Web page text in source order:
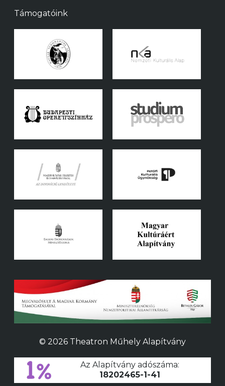
Támogatóink
© 2026 Theatron Műhely Alapítvány
Az Alapítvány adószáma:
18202465-1-41